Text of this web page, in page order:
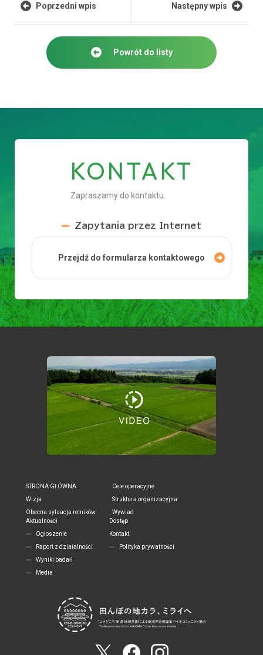
Poprzedni wpis Następny wpis
Powrót do listy
KONTAKT
Zapraszamy do kontaktu.
Zapytania przez Internet
Przejdź do formularza kontaktowego
STRONA GŁÓWNA
Wizja
Obecna sytuacja rolników
Cele operacyjne
Struktura organizacyjna
Wywiad
Aktualności
Ogłoszenie
Raport z działalności
Wyniki badań
Media
Dostęp
Kontakt
Polityka prywatności